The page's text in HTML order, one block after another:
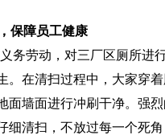
障员工健康
务劳动，对三厂区厕所进
。在清扫过程中，大家穿
面墙面进行冲刷干净。强
细清扫，不放过每一个死